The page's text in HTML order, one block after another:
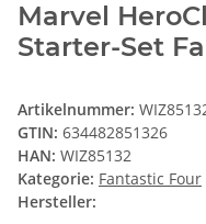
Marvel
Starter-Set
Artikelnummer:
GTIN: 634482851326
HAN: WIZ85132
Kategorie: Fantastic Four
Hersteller: